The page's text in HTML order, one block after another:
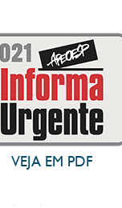
VEJA EM PDF